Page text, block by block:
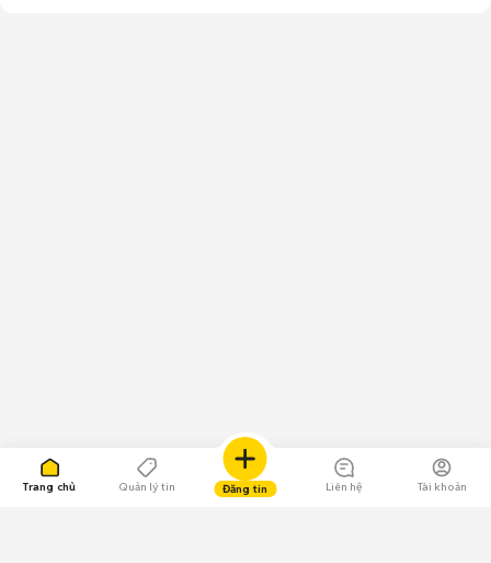
Trang chủ Quản lý tin Đăng tin Liên hệ Tài khoản